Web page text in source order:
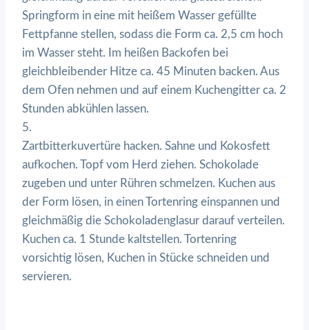
Springform in eine mit heißem Wasser gefüllte
Fettpfanne stellen, sodass die Form ca. 2,5 cm hoch
im Wasser steht. Im heißen Backofen bei
gleichbleibender Hitze ca. 45 Minuten backen. Aus
dem Ofen nehmen und auf einem Kuchengitter ca. 2
Stunden abkühlen lassen.
5.
Zartbitterkuvertüre hacken. Sahne und Kokosfett
aufkochen. Topf vom Herd ziehen. Schokolade
zugeben und unter Rühren schmelzen. Kuchen aus
der Form lösen, in einen Tortenring einspannen und
gleichmäßig die Schokoladenglasur darauf verteilen.
Kuchen ca. 1 Stunde kaltstellen. Tortenring
vorsichtig lösen, Kuchen in Stücke schneiden und
servieren.